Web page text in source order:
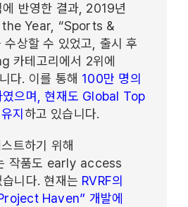
반영한 결과, 2019년
Year, “Sports &
상할 수 있었고, 출시 후
카테고리에서 2위에
다. 이를 통해 100만 명의
였으며, 현재도 Global Top
지 하고 있습니다.
트하기 위해
작품도 early access
니다. 현재는 RVRF의
Haven” 개발에